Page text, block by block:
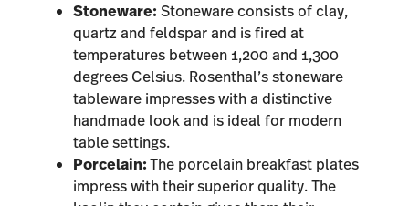
Stoneware: Stoneware consists of clay,
quartz and feldspar and is fired at
temperatures between 1,200 and 1,300
degrees Celsius. Rosenthal’s stoneware
tableware impresses with a distinctive
handmade look and is ideal for modern
table settings.
Porcelain:The porcelain breakfast plates
impress with their superior quality. The